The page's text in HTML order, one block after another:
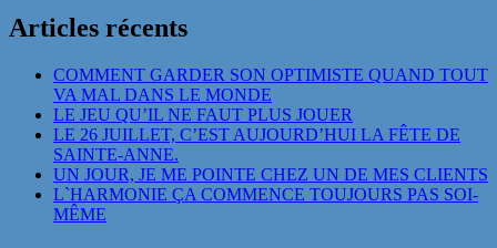
Articles récents
COMMENT GARDER SON OPTIMISTE QUAND TOUT
VA MAL DANS LE MONDE
LE JEU QU’IL NE FAUT PLUS JOUER
LE 26 JUILLET, C’EST AUJOURD’HUI LA FÊTE DE
SAINTE-ANNE.
UN JOUR, JE ME POINTE CHEZ UN DE MES CLIENTS
L`HARMONIE ÇA COMMENCE TOUJOURS PAS SOI-
MÊME